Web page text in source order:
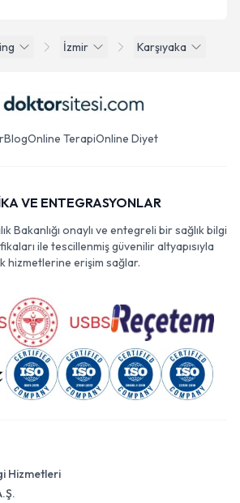
İzmir Karşıyaka
BlogOnline TerapiOnline Diyet
VE ENTEGRASYONLAR
Bakanlığı onaylı ve entegreli bir sağlık bilgi
ile tescillenmiş güvenilir altyapısıyla
hizmetlerine erişim sağlar.
Hizmetleri